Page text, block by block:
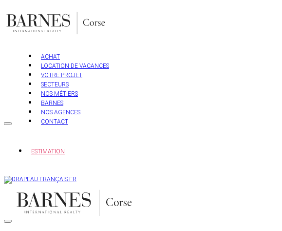
au
contenu
ACHAT
LOCATION DE VACANCES
VOTRE PROJET
SECTEURS
NOS MÉTIERS
BARNES
NOS AGENCES
CONTACT
ESTIMATION
FR